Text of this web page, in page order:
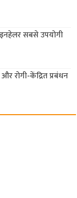
सबसे उपयोगी
रोगी-केंद्रित प्रबंधन